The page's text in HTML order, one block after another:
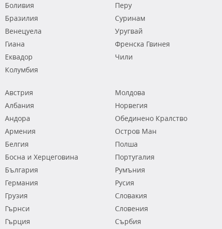
Боливия
Бразилия
Венецуела
Гиана
Еквадор
Колумбия
Перу
Суринам
Уругвай
Френска Гвинея
Чили
Австрия
Албания
Андора
Армения
Белгия
Босна и Херцеговина
България
Германия
Грузия
Гърнси
Гърция
Молдова
Норвегия
Обединено Кралство
Остров Ман
Полша
Португалия
Румъния
Русия
Словакия
Словения
Сърбия